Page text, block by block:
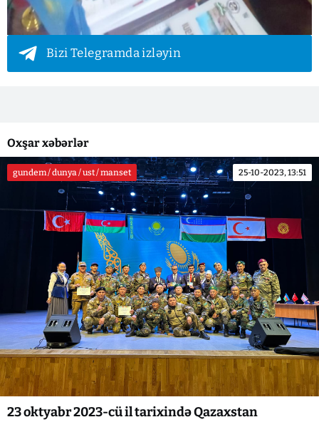
Bizi Telegramda izləyin
Oxşar xəbərlər
gundem / dunya / ust / manset 25-10-2023, 13:51
23 oktyabr 2023-cü il tarixində Qazaxstan